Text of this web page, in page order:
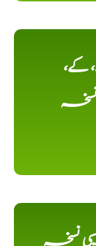
کے،
نسخہ
نسخہ